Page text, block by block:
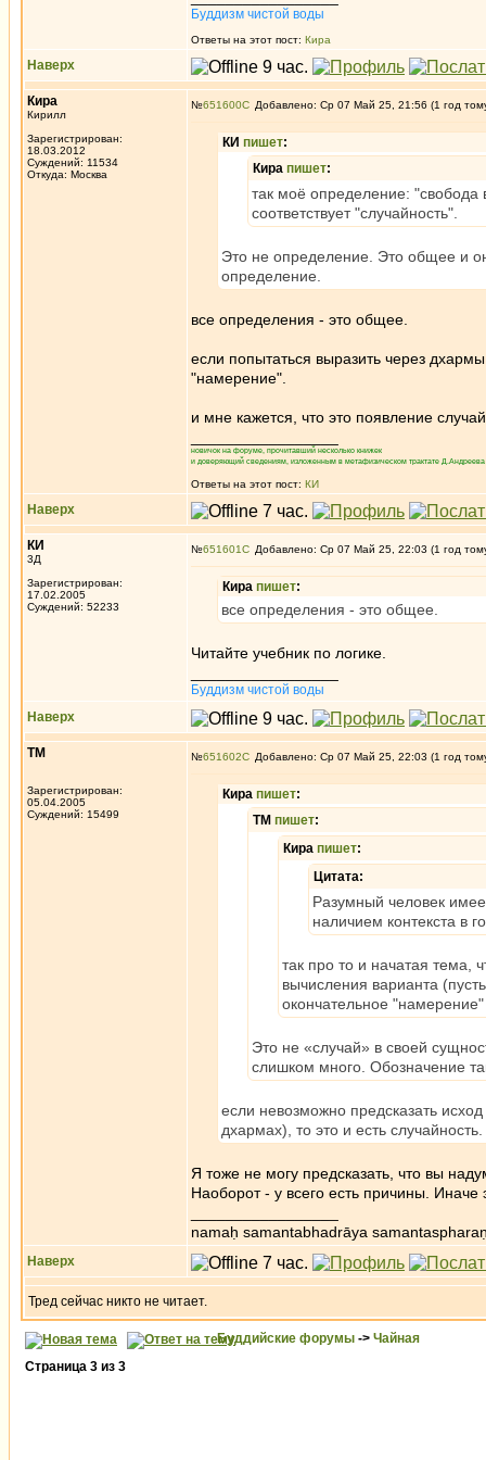
Буддизм чистой воды
Ответы на этот пост: Кира
Наверх
Кира
Кирилл
Зарегистрирован:
18.03.2012
Суждений: 11534
Откуда: Москва
№651600 Добавлено: Ср 07 Май 25, 21:56 (1 год
КИ пишет:
Кира пишет:
так моё определение: "свобода
соответствует "случайность".
Это не определение. Это общее и
определение.
все определения - это общее.
если попытаться выразить через
"намерение".
и мне кажется, что это появление
новичок на форуме, прочитавший несколько книжек
и доверяющий сведениям, изложенным в метафизическом трактате
Ответы на этот пост: КИ
Наверх
КИ
3Д
Зарегистрирован:
17.02.2005
Суждений: 52233
№651601 Добавлено: Ср 07 Май 25, 22:03 (1 год
Кира пишет:
все определения - это общее.
Читайте учебник по логике.
Буддизм чистой воды
Наверх
ТМ
Зарегистрирован:
05.04.2005
Суждений: 15499
№651602 Добавлено: Ср 07 Май 25, 22:03 (1 год
Кира пишет:
ТМ пишет:
Кира пишет:
Цитата:
Разумный человек
наличием контекста в
так про то и начатая тема,
вычисления варианта
окончательное
Это не «случай» в своей
слишком много. Обозначение
если невозможно предсказать
дхармах), то это и есть случайность.
Я тоже не могу предсказать, что вы
Наоборот - у всего есть причины. Иначе
namaḥ samantabhadrāya
Наверх
Тред сейчас никто не читает.
Буддийские форумы -> Чайная
Страница 3 из 3